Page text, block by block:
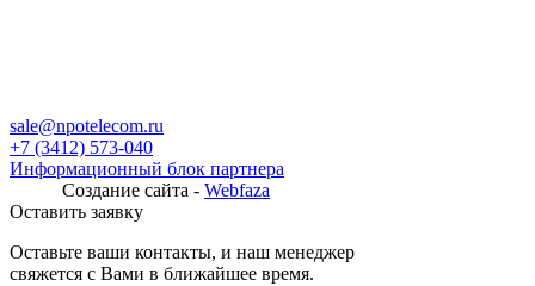
sale@npotelecom.ru
+7 (3412) 573-040
Информационный блок партнера
Создание сайта - Webfaza
Оставить заявку
Оставьте ваши контакты, и наш менеджер
свяжется с Вами в ближайшее время.